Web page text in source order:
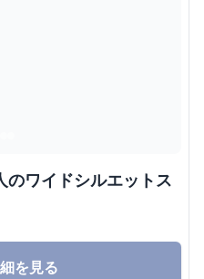
のワイドシルエットス
を見る